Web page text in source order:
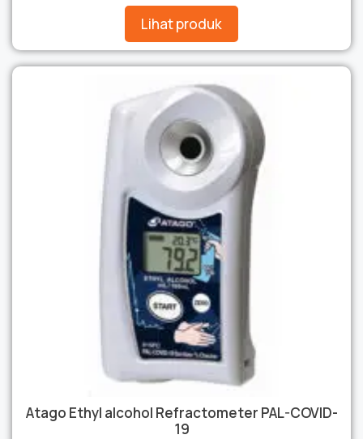
Lihat produk
Atago Ethyl alcohol Refractometer PAL-COVID-
19